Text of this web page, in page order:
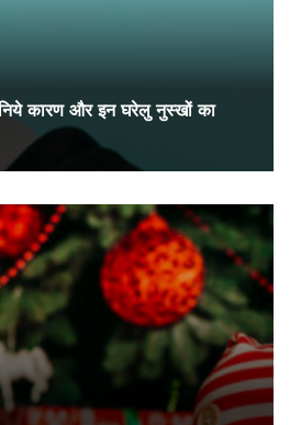
कारण और इन घरेलु नुस्खों का